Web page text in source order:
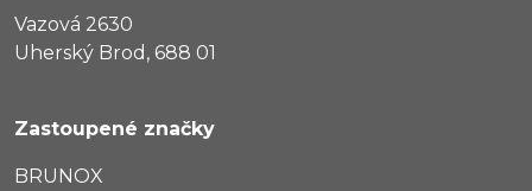
Vazová 2630
Uherský Brod, 688 01
Zastoupené značky
BRUNOX